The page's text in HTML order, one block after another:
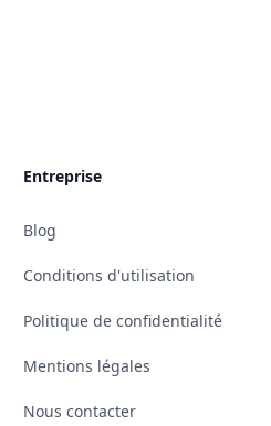
Entreprise
Blog
Conditions d'utilisation
Politique de confidentialité
Mentions légales
Nous contacter